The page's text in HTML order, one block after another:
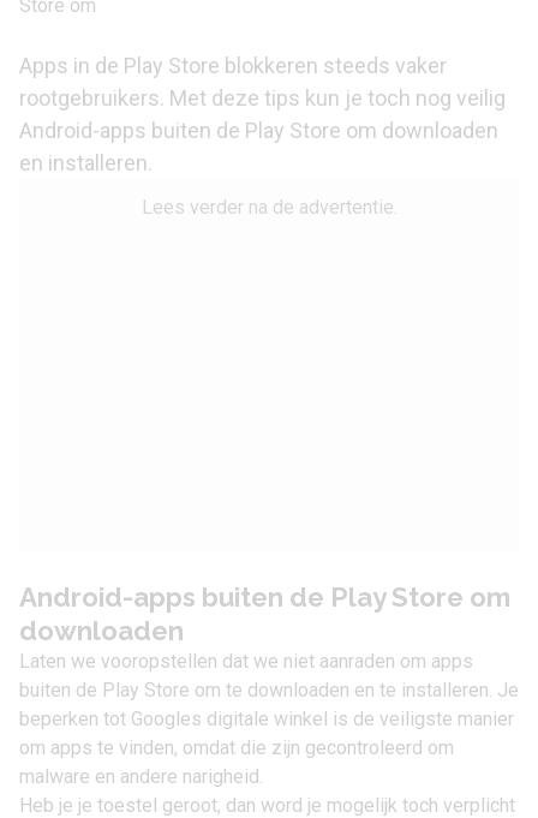
Apps in de Play Store blokkeren steeds vaker
rootgebruikers. Met deze tips kun je toch nog veilig
Android-apps buiten de Play Store om downloaden
en installeren.
Lees verder na de advertentie.
Android-apps buiten de Play Store om
downloaden
Laten we vooropstellen dat we niet aanraden om apps
buiten de Play Store om te downloaden en te installeren. Je
beperken tot Googles digitale winkel is de veiligste manier
om apps te vinden, omdat die zijn gecontroleerd om
malware en andere narigheid.
Heb je je toestel geroot, dan word je mogelijk toch verplicht